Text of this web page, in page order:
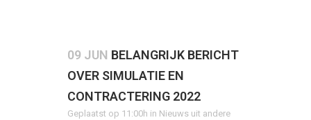
09 JUN BELANGRIJK BERICHT
OVER SIMULATIE EN
CONTRACTERING 2022
Geplaatst op 11:00h in Nieuws uit andere